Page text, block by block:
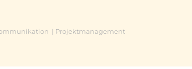
| Projektmanagement